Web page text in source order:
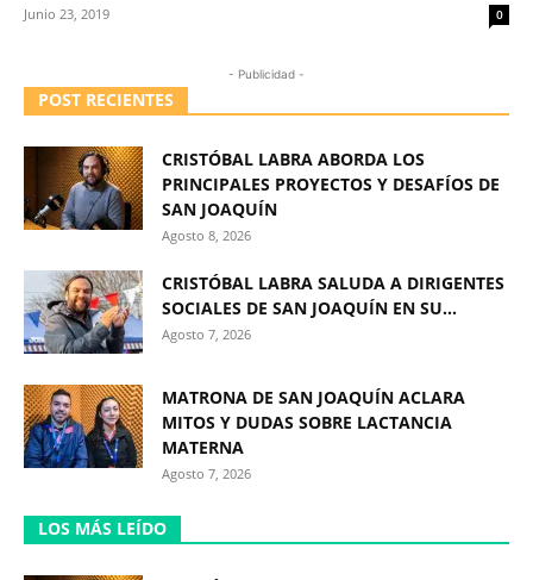
Junio 23, 2019 0
- Publicidad -
POST RECIENTES
CRISTÓBAL LABRA ABORDA LOS
PRINCIPALES PROYECTOS Y DESAFÍOS DE
SAN JOAQUÍN
Agosto 8, 2026
CRISTÓBAL LABRA SALUDA A DIRIGENTES
SOCIALES DE SAN JOAQUÍN EN SU...
Agosto 7, 2026
MATRONA DE SAN JOAQUÍN ACLARA
MITOS Y DUDAS SOBRE LACTANCIA
MATERNA
Agosto 7, 2026
LOS MÁS LEÍDO